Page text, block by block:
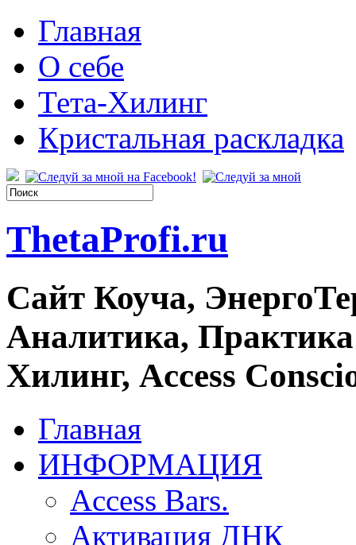
Главная
О себе
Тета-Хилинг
Кристальная раскладка
ThetaProfi.ru
Сайт Коуча,
Аналитика,
Хилинг, Access
Главная
ИНФОРМАЦИЯ
Access Bars.
Активация ДНК